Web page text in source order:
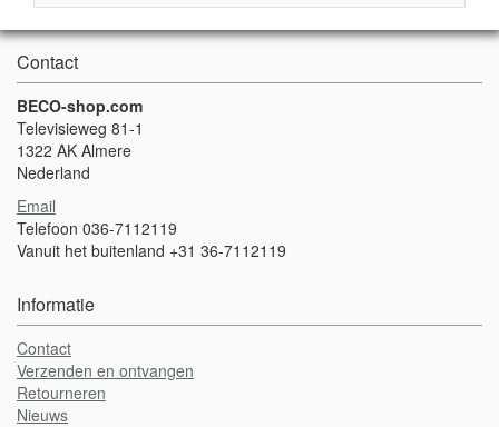
Contact
BECO-shop.com
Televisieweg 81-1
1322 AK Almere
Nederland
Email
Telefoon 036-7112119
Vanuit het buitenland +31 36-7112119
Informatie
Contact
Verzenden en ontvangen
Retourneren
Nieuws